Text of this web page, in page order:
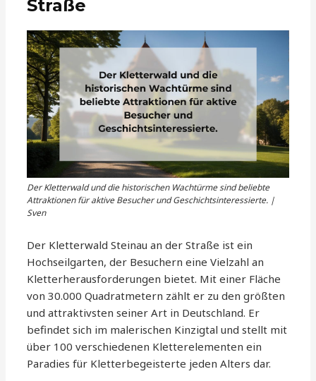
Straße
Der Kletterwald und die historischen Wachtürme sind beliebte
Attraktionen für aktive Besucher und Geschichtsinteressierte. |
Sven
Der Kletterwald Steinau an der Straße ist ein
Hochseilgarten, der Besuchern eine Vielzahl an
Kletterherausforderungen bietet. Mit einer Fläche
von 30.000 Quadratmetern zählt er zu den größten
und attraktivsten seiner Art in Deutschland. Er
befindet sich im malerischen Kinzigtal und stellt mit
über 100 verschiedenen Kletterelementen ein
Paradies für Kletterbegeisterte jeden Alters dar.